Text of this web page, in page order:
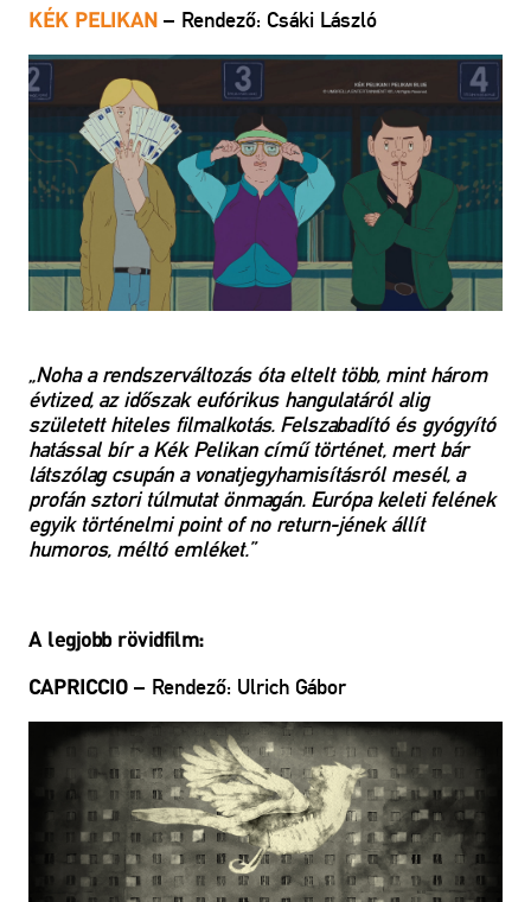
KÉK PELIKAN – Rendező: Csáki László
„Noha a rendszerváltozás óta eltelt több, mint három
évtized, az időszak eufórikus hangulatáról alig
született hiteles filmalkotás. Felszabadító és gyógyító
hatással bír a Kék Pelikan című történet, mert bár
látszólag csupán a vonatjegyhamisításról mesél, a
profán sztori túlmutat önmagán. Európa keleti felének
egyik történelmi point of no return-jének állít
humoros, méltó emléket.”
A legjobb rövidfilm:
CAPRICCIO – Rendező: Ulrich Gábor